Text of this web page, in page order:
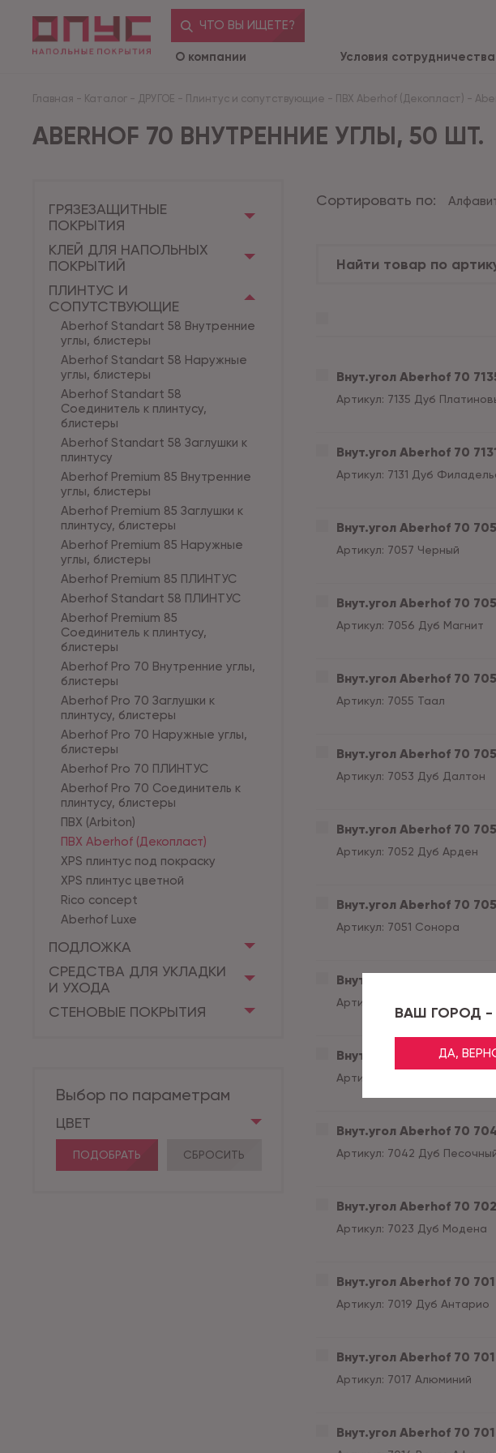
ВАШ ГОРОД -
ДА,
ЧТО ВЫ ИЩЕТЕ?
О компании Условия сотрудничества
Главная - Каталог - ДРУГОЕ - Плинтус и сопутствующие - ПВХ Aberhof (Декопласт) -
ABERHOF 70 ВНУТРЕННИЕ УГЛЫ, 50 ШТ.
ГРЯЗЕЗАЩИТНЫЕ
ПОКРЫТИЯ
КЛЕЙ ДЛЯ НАПОЛЬНЫХ
ПОКРЫТИЙ
ПЛИНТУС И
СОПУТСТВУЮЩИЕ
Aberhof Standart 58 Внутренние
углы, блистеры
Aberhof Standart 58 Наружные
углы, блистеры
Aberhof Standart 58
Соединитель к плинтусу,
блистеры
Aberhof Standart 58 Заглушки к
плинтусу
Aberhof Premium 85 Внутренние
углы, блистеры
Aberhof Premium 85 Заглушки к
плинтусу, блистеры
Aberhof Premium 85 Наружные
углы, блистеры
Aberhof Premium 85 ПЛИНТУС
Aberhof Standart 58 ПЛИНТУС
Aberhof Premium 85
Соединитель к плинтусу,
блистеры
Aberhof Pro 70 Внутренние углы,
блистеры
Aberhof Pro 70 Заглушки к
плинтусу, блистеры
Aberhof Pro 70 Наружные углы,
блистеры
Aberhof Pro 70 ПЛИНТУС
Aberhof Pro 70 Соединитель к
плинтусу, блистеры
ПВХ (Arbiton)
ПВХ Aberhof (Декопласт)
XPS плинтус под покраску
XPS плинтус цветной
Rico concept
Aberhof Luxe
ПОДЛОЖКА
СРЕДСТВА ДЛЯ УКЛАДКИ
И УХОДА
СТЕНОВЫЕ ПОКРЫТИЯ
Выбор по параметрам
ЦВЕТ
ПОДОБРАТЬ СБРОСИТЬ
Сортировать по:
Внут.угол Aberhof 70
Артикул: 7135 Дуб
Внут.угол Aberhof 70
Артикул: 7131 Дуб
Внут.угол Aberhof 70
Артикул: 7057 Черный
Внут.угол Aberhof 70
Артикул: 7056 Дуб Магнит
Внут.угол Aberhof 70
Артикул: 7055 Таал
Внут.угол Aberhof 70
Артикул: 7053 Дуб Далтон
Внут.угол Aberhof 70
Артикул: 7052 Дуб Арден
Внут.угол Aberhof 70
Артикул: 7051 Сонора
Внут.угол Aberhof 70
Артикул:
Внут.угол Aberhof 70
Артикул:
Внут.угол Aberhof 70
Артикул: 7042 Дуб
Внут.угол Aberhof 70
Артикул: 7023 Дуб Модена
Внут.угол Aberhof 70
Артикул: 7019 Дуб Антарио
Внут.угол Aberhof 70
Артикул: 7017 Алюминий
Внут.угол Aberhof 70